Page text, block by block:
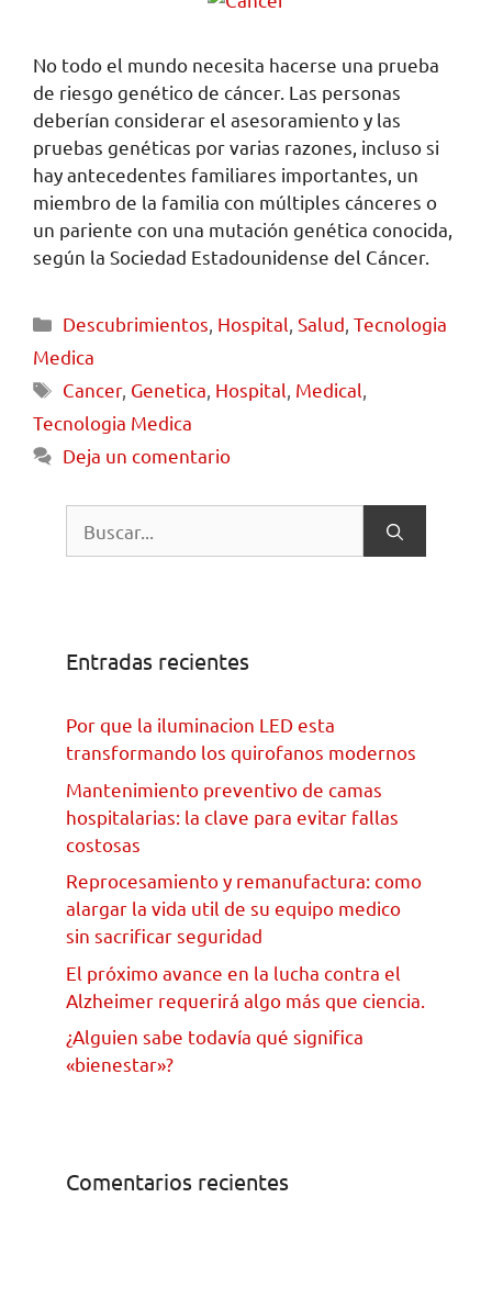
No todo el mundo necesita hacerse una prueba
de riesgo genético de cáncer. Las personas
deberían considerar el asesoramiento y las
pruebas genéticas por varias razones, incluso si
hay antecedentes familiares importantes, un
miembro de la familia con múltiples cánceres o
un pariente con una mutación genética conocida,
según la Sociedad Estadounidense del Cáncer.
Descubrimientos, Hospital,Salud,Tecnologia
Medica
Cancer, Genetica, Hospital, Medical,
Tecnologia Medica
Deja un comentario
Entradas recientes
Por que la iluminacion LED esta
transformando los quirofanos modernos
Mantenimiento preventivo de camas
hospitalarias: la clave para evitar fallas
costosas
Reprocesamiento y remanufactura: como
alargar la vida util de su equipo medico
sin sacrificar seguridad
El próximo avance en la lucha contra el
Alzheimer requerirá algo más que ciencia.
¿Alguien sabe todavía qué significa
«bienestar»?
Comentarios recientes